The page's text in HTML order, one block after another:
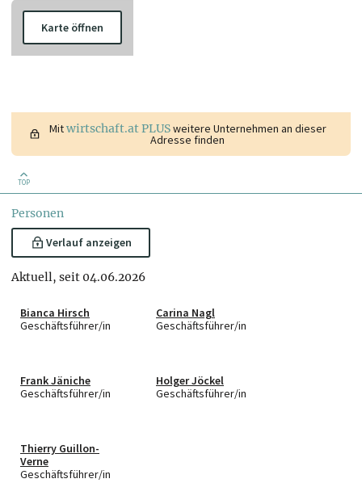
Karte öffnen
Mitwirtschaft.at PLUSweitere Unternehmen an dieser
Adresse finden
TOP
Personen
Verlauf anzeigen
Aktuell, seit 04.06.2026
Bianca Hirsch
Geschäftsführer/in
Carina Nagl
Geschäftsführer/in
Frank Jäniche
Geschäftsführer/in
Holger Jöckel
Geschäftsführer/in
Thierry Guillon-
Verne
Geschäftsführer/in